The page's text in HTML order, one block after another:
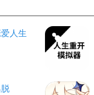
人生